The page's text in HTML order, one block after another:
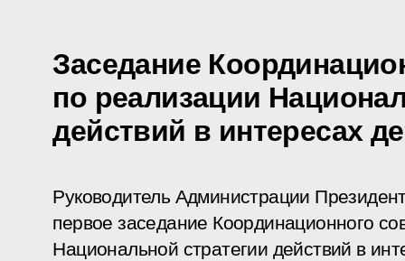
Заседание
по реализации
действий в интересах
Руководитель Администрации
первое заседание Координационного
Национальной стратегии действий в